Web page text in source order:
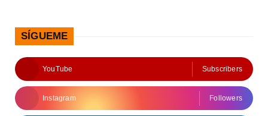
SÍGUEME
YouTube Subscribers
Instagram Followers